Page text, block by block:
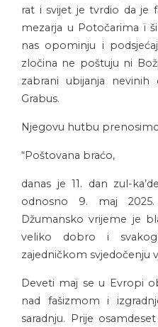
rat i svijet je tvrdio da je
mezarja u Potočarima i
nas opominju i
zločina ne poštuju ni
zabrani ubijanja
Grabus.
Njegovu hutbu
“Poštovana braćo,
danas je 11. dan zul-
odnosno 9. maj
Džumansko vrijeme je
veliko dobro i
zajedničkom svjedočenju
Deveti maj se u Evropi
nad fašizmom i
saradnju. Prije